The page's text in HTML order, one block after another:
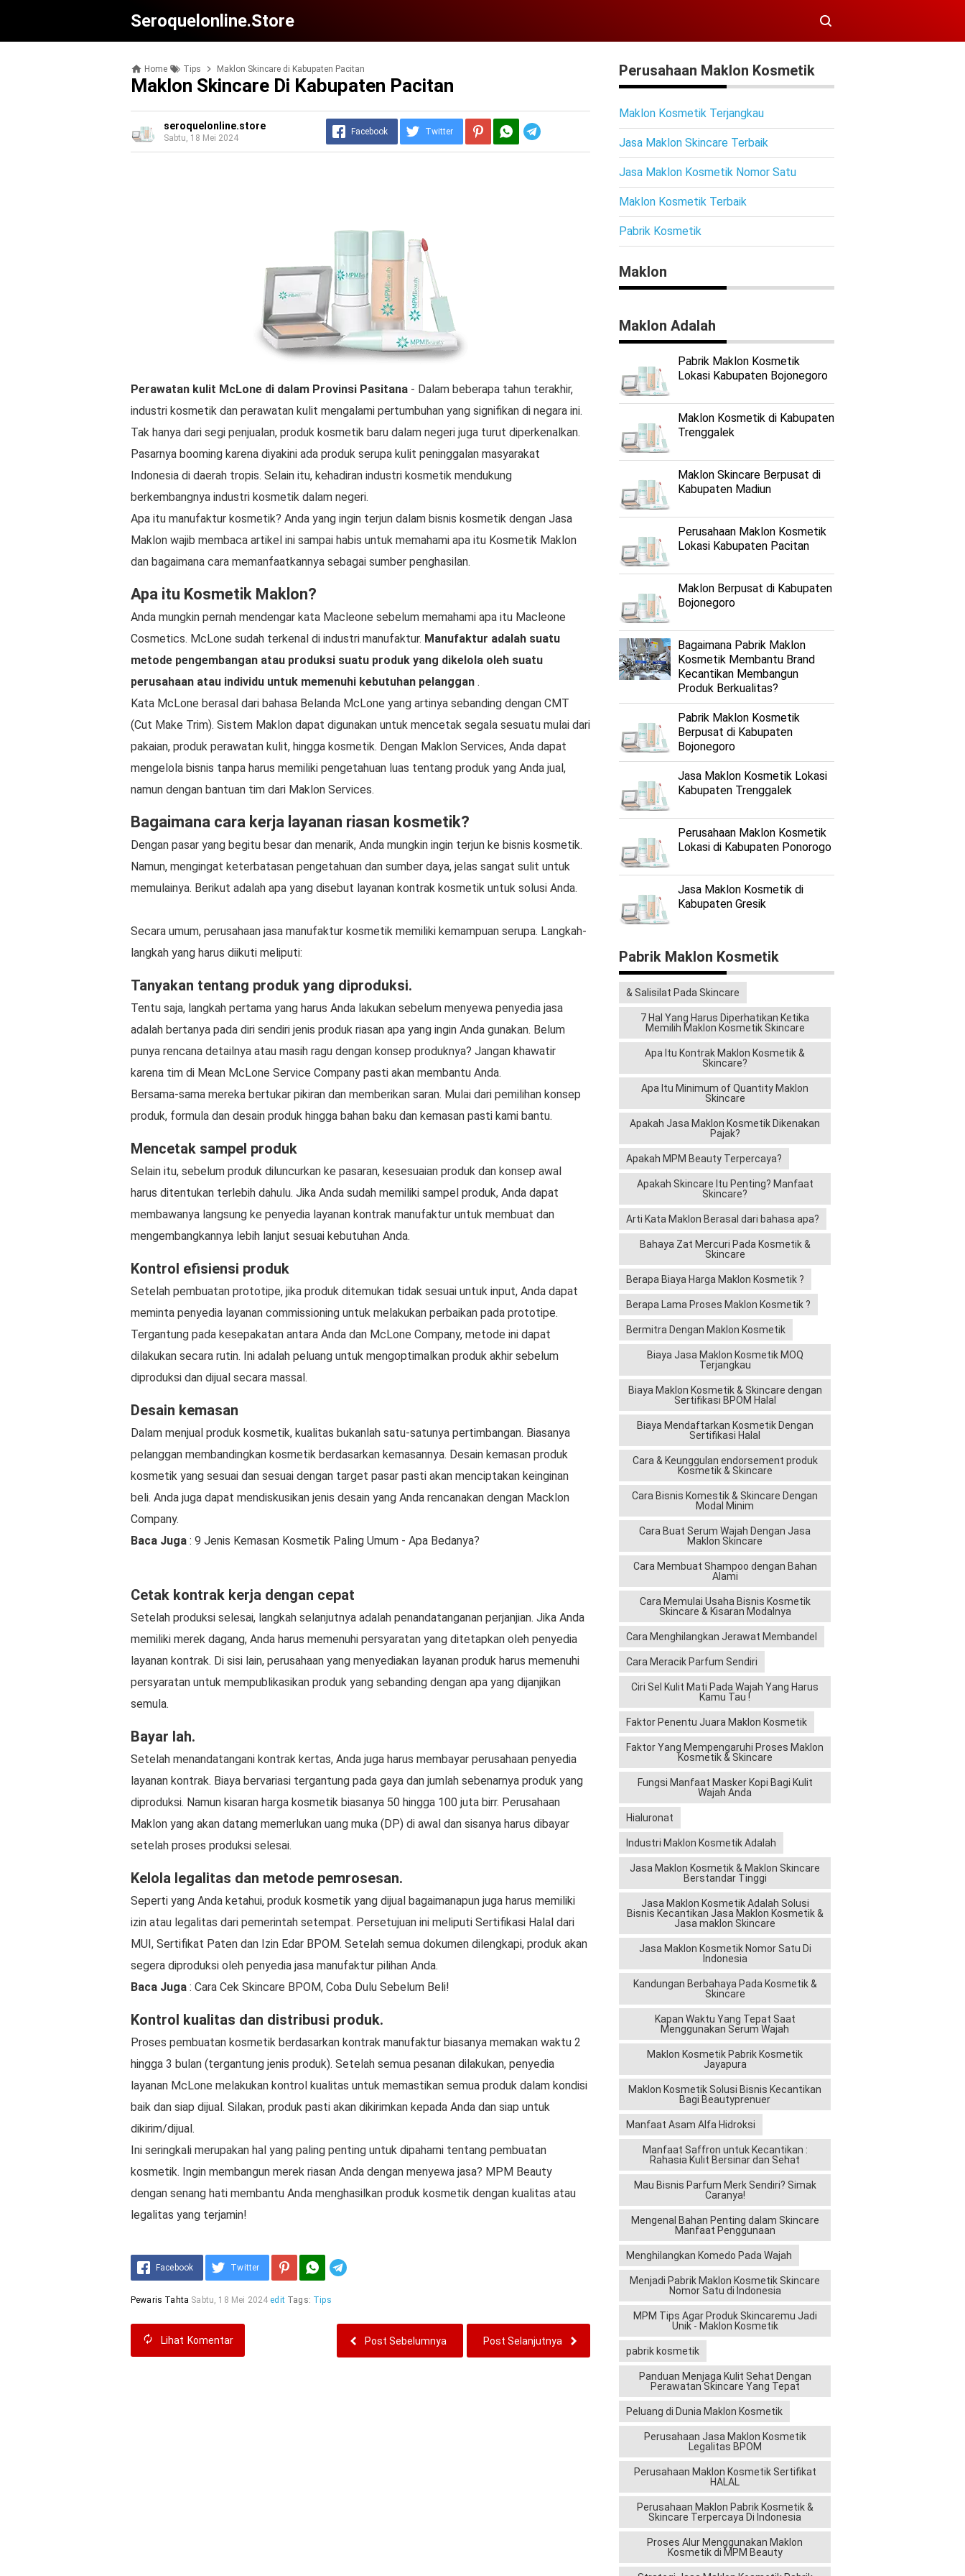
Seroquelonline.store
Home Tips Maklon Skincare di Kabupaten Pacitan
Maklon Skincare Di Kabupaten Pacitan
seroquelonline.store
Sabtu, 18 Mei 2024
Facebook Twitter
Perawatan kulit McLone di dalam Provinsi Pasitana - Dalam beberapa tahun terakhir,
industri kosmetik dan perawatan kulit mengalami pertumbuhan yang signifikan di negara ini.
Tak hanya dari segi penjualan, produk kosmetik baru dalam negeri juga turut diperkenalkan.
Pasarnya booming karena diyakini ada produk serupa kulit peninggalan masyarakat
Indonesia di daerah tropis. Selain itu, kehadiran industri kosmetik mendukung
berkembangnya industri kosmetik dalam negeri.
Apa itu manufaktur kosmetik? Anda yang ingin terjun dalam bisnis kosmetik dengan Jasa
Maklon wajib membaca artikel ini sampai habis untuk memahami apa itu Kosmetik Maklon
dan bagaimana cara memanfaatkannya sebagai sumber penghasilan.
Apa itu Kosmetik Maklon?
Anda mungkin pernah mendengar kata Macleone sebelum memahami apa itu Macleone
Cosmetics. McLone sudah terkenal di industri manufaktur. Manufaktur adalah suatu
metode pengembangan atau produksi suatu produk yang dikelola oleh suatu
perusahaan atau individu untuk memenuhi kebutuhan pelanggan .
Kata McLone berasal dari bahasa Belanda McLone yang artinya sebanding dengan CMT
(Cut Make Trim). Sistem Maklon dapat digunakan untuk mencetak segala sesuatu mulai dari
pakaian, produk perawatan kulit, hingga kosmetik. Dengan Maklon Services, Anda dapat
mengelola bisnis tanpa harus memiliki pengetahuan luas tentang produk yang Anda jual,
namun dengan bantuan tim dari Maklon Services.
Bagaimana cara kerja layanan riasan kosmetik?
Dengan pasar yang begitu besar dan menarik, Anda mungkin ingin terjun ke bisnis kosmetik.
Namun, mengingat keterbatasan pengetahuan dan sumber daya, jelas sangat sulit untuk
memulainya. Berikut adalah apa yang disebut layanan kontrak kosmetik untuk solusi Anda.
Secara umum, perusahaan jasa manufaktur kosmetik memiliki kemampuan serupa. Langkah-
langkah yang harus diikuti meliputi:
Tanyakan tentang produk yang diproduksi.
Tentu saja, langkah pertama yang harus Anda lakukan sebelum menyewa penyedia jasa
adalah bertanya pada diri sendiri jenis produk riasan apa yang ingin Anda gunakan. Belum
punya rencana detailnya atau masih ragu dengan konsep produknya? Jangan khawatir
karena tim di Mean McLone Service Company pasti akan membantu Anda.
Bersama-sama mereka bertukar pikiran dan memberikan saran. Mulai dari pemilihan konsep
produk, formula dan desain produk hingga bahan baku dan kemasan pasti kami bantu.
Mencetak sampel produk
Selain itu, sebelum produk diluncurkan ke pasaran, kesesuaian produk dan konsep awal
harus ditentukan terlebih dahulu. Jika Anda sudah memiliki sampel produk, Anda dapat
membawanya langsung ke penyedia layanan kontrak manufaktur untuk membuat dan
mengembangkannya lebih lanjut sesuai kebutuhan Anda.
Kontrol efisiensi produk
Setelah pembuatan prototipe, jika produk ditemukan tidak sesuai untuk input, Anda dapat
meminta penyedia layanan commissioning untuk melakukan perbaikan pada prototipe.
Tergantung pada kesepakatan antara Anda dan McLone Company, metode ini dapat
dilakukan secara rutin. Ini adalah peluang untuk mengoptimalkan produk akhir sebelum
diproduksi dan dijual secara massal.
Desain kemasan
Dalam menjual produk kosmetik, kualitas bukanlah satu-satunya pertimbangan. Biasanya
pelanggan membandingkan kosmetik berdasarkan kemasannya. Desain kemasan produk
kosmetik yang sesuai dan sesuai dengan target pasar pasti akan menciptakan keinginan
beli. Anda juga dapat mendiskusikan jenis desain yang Anda rencanakan dengan Macklon
Company.
Baca Juga : 9 Jenis Kemasan Kosmetik Paling Umum - Apa Bedanya?
Cetak kontrak kerja dengan cepat
Setelah produksi selesai, langkah selanjutnya adalah penandatanganan perjanjian. Jika Anda
memiliki merek dagang, Anda harus memenuhi persyaratan yang ditetapkan oleh penyedia
layanan kontrak. Di sisi lain, perusahaan yang menyediakan layanan produk harus memenuhi
persyaratan untuk mempublikasikan produk yang sebanding dengan apa yang dijanjikan
semula.
Bayar lah.
Setelah menandatangani kontrak kertas, Anda juga harus membayar perusahaan penyedia
layanan kontrak. Biaya bervariasi tergantung pada gaya dan jumlah sebenarnya produk yang
diproduksi. Namun kisaran harga kosmetik biasanya 50 hingga 100 juta birr. Perusahaan
Maklon yang akan datang memerlukan uang muka (DP) di awal dan sisanya harus dibayar
setelah proses produksi selesai.
Kelola legalitas dan metode pemrosesan.
Seperti yang Anda ketahui, produk kosmetik yang dijual bagaimanapun juga harus memiliki
izin atau legalitas dari pemerintah setempat. Persetujuan ini meliputi Sertifikasi Halal dari
MUI, Sertifikat Paten dan Izin Edar BPOM. Setelah semua dokumen dilengkapi, produk akan
segera diproduksi oleh penyedia jasa manufaktur pilihan Anda.
Baca Juga : Cara Cek Skincare BPOM, Coba Dulu Sebelum Beli!
Kontrol kualitas dan distribusi produk.
Proses pembuatan kosmetik berdasarkan kontrak manufaktur biasanya memakan waktu 2
hingga 3 bulan (tergantung jenis produk). Setelah semua pesanan dilakukan, penyedia
layanan McLone melakukan kontrol kualitas untuk memastikan semua produk dalam kondisi
baik dan siap dijual. Silakan, produk pasti akan dikirimkan kepada Anda dan siap untuk
dikirim/dijual.
Ini seringkali merupakan hal yang paling penting untuk dipahami tentang pembuatan
kosmetik. Ingin membangun merek riasan Anda dengan menyewa jasa? MPM Beauty
dengan senang hati membantu Anda menghasilkan produk kosmetik dengan kualitas atau
legalitas yang terjamin!
Facebook Twitter
Pewaris Tahta Sabtu, 18 Mei 2024 edit Tags: Tips
Lihat Komentar Post Selanjutnya
Post Sebelumnya
Perusahaan Maklon Kosmetik
Maklon Kosmetik Terjangkau
Jasa Maklon Skincare Terbaik
Jasa Maklon Kosmetik Nomor Satu
Maklon Kosmetik Terbaik
Pabrik Kosmetik
Maklon
Maklon Adalah
Pabrik Maklon Kosmetik
Lokasi Kabupaten Bojonegoro
Maklon Kosmetik di Kabupaten
Trenggalek
Maklon Skincare Berpusat di
Kabupaten Madiun
Perusahaan Maklon Kosmetik
Lokasi Kabupaten Pacitan
Maklon Berpusat di Kabupaten
Bojonegoro
Bagaimana Pabrik Maklon
Kosmetik Membantu Brand
Kecantikan Membangun
Produk Berkualitas?
Pabrik Maklon Kosmetik
Berpusat di Kabupaten
Bojonegoro
Jasa Maklon Kosmetik Lokasi
Kabupaten Trenggalek
Perusahaan Maklon Kosmetik
Lokasi di Kabupaten Ponorogo
Jasa Maklon Kosmetik di
Kabupaten Gresik
Pabrik Maklon Kosmetik
& Salisilat Pada Skincare
7 Hal Yang Harus Diperhatikan Ketika
Memilih Maklon Kosmetik Skincare
Apa Itu Kontrak Maklon Kosmetik &
Skincare?
Apa Itu Minimum of Quantity Maklon
Skincare
Apakah Jasa Maklon Kosmetik Dikenakan
Pajak?
Apakah MPM Beauty Terpercaya?
Apakah Skincare Itu Penting? Manfaat
Skincare?
Arti Kata Maklon Berasal dari bahasa apa?
Bahaya Zat Mercuri Pada Kosmetik &
Skincare
Berapa Biaya Harga Maklon Kosmetik ?
Berapa Lama Proses Maklon Kosmetik ?
Bermitra Dengan Maklon Kosmetik
Biaya Jasa Maklon Kosmetik MOQ
Terjangkau
Biaya Maklon Kosmetik & Skincare dengan
Sertifikasi BPOM Halal
Biaya Mendaftarkan Kosmetik Dengan
Sertifikasi Halal
Cara & Keunggulan endorsement produk
Kosmetik & Skincare
Cara Bisnis Komestik & Skincare Dengan
Modal Minim
Cara Buat Serum Wajah Dengan Jasa
Maklon Skincare
Cara Membuat Shampoo dengan Bahan
Alami
Cara Memulai Usaha Bisnis Kosmetik
Skincare & Kisaran Modalnya
Cara Menghilangkan Jerawat Membandel
Cara Meracik Parfum Sendiri
Ciri Sel Kulit Mati Pada Wajah Yang Harus
Kamu Tau !
Faktor Penentu Juara Maklon Kosmetik
Faktor Yang Mempengaruhi Proses Maklon
Kosmetik & Skincare
Fungsi Manfaat Masker Kopi Bagi Kulit
Wajah Anda
Hialuronat
Industri Maklon Kosmetik Adalah
Jasa Maklon Kosmetik & Maklon Skincare
Berstandar Tinggi
Jasa Maklon Kosmetik Adalah Solusi
Bisnis Kecantikan Jasa Maklon Kosmetik &
Jasa maklon Skincare
Jasa Maklon Kosmetik Nomor Satu Di
Indonesia
Kandungan Berbahaya Pada Kosmetik &
Skincare
Kapan Waktu Yang Tepat Saat
Menggunakan Serum Wajah
Maklon Kosmetik Pabrik Kosmetik
Jayapura
Maklon Kosmetik Solusi Bisnis Kecantikan
Bagi Beautyprenuer
Manfaat Asam Alfa Hidroksi
Manfaat Saffron untuk Kecantikan :
Rahasia Kulit Bersinar dan Sehat
Mau Bisnis Parfum Merk Sendiri? Simak
Caranya!
Mengenal Bahan Penting dalam Skincare
Manfaat Penggunaan
Menghilangkan Komedo Pada Wajah
Menjadi Pabrik Maklon Kosmetik Skincare
Nomor Satu di Indonesia
MPM Tips Agar Produk Skincaremu Jadi
Unik - Maklon Kosmetik
pabrik kosmetik
Panduan Menjaga Kulit Sehat Dengan
Perawatan Skincare Yang Tepat
Peluang di Dunia Maklon Kosmetik
Perusahaan Jasa Maklon Kosmetik
Legalitas BPOM
Perusahaan Maklon Kosmetik Sertifikat
HALAL
Perusahaan Maklon Pabrik Kosmetik &
Skincare Terpercaya Di Indonesia
Proses Alur Menggunakan Maklon
Kosmetik di MPM Beauty